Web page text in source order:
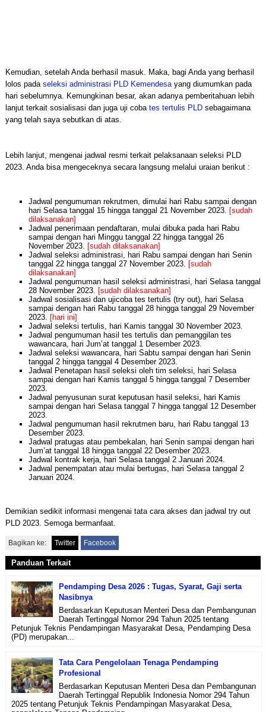
Kemudian, setelah Anda berhasil masuk. Maka, bagi Anda yang berhasil
lolos pada seleksi administrasi PLD Kemendesayang diumumkan pada
hari sebelumnya. Kemungkinan besar, akan adanya pemberitahuan lebih
lanjut terkait sosialisasi dan juga uji coba tes tertulis PLDsebagaimana
yang telah saya sebutkan di atas.
Lebih lanjut, mengenai jadwal resmi terkait pelaksanaan seleksi PLD
2023. Anda bisa mengeceknya secara langsung melalui uraian berikut :
Jadwal pengumuman rekrutmen, dimulai hari Rabu sampai dengan
hari Selasa tanggal 15 hingga tanggal 21 November 2023. [sudah
dilaksanakan]
Jadwal penerimaan pendaftaran, mulai dibuka pada hari Rabu
sampai dengan hari Minggu tanggal 22 hingga tanggal 26
November 2023. [sudah dilaksanakan]
Jadwal seleksi administrasi, hari Rabu sampai dengan hari Senin
tanggal 22 hingga tanggal 27 November 2023. [sudah
dilaksanakan]
Jadwal pengumuman hasil seleksi administrasi, hari Selasa tanggal
28 November 2023. [sudah dilaksanakan]
Jadwal sosialisasi dan ujicoba tes tertulis (try out), hari Selasa
sampai dengan hari Rabu tanggal 28 hingga tanggal 29 November
2023. [hari ini]
Jadwal seleksi tertulis, hari Kamis tanggal 30 November 2023.
Jadwal pengumuman hasil tes tertulis dan pemanggilan tes
wawancara, hari Jum’at tanggal 1 Desember 2023.
Jadwal seleksi wawancara, hari Sabtu sampai dengan hari Senin
tanggal 2 hingga tanggal 4 Desember 2023.
Jadwal Penetapan hasil seleksi oleh tim seleksi, hari Selasa
sampai dengan hari Kamis tanggal 5 hingga tanggal 7 Desember
2023.
Jadwal penyusunan surat keputusan hasil seleksi, hari Kamis
sampai dengan hari Selasa tanggal 7 hingga tanggal 12 Desember
2023.
Jadwal pengumuman hasil rekrutmen baru, hari Rabu tanggal 13
Desember 2023.
Jadwal pratugas atau pembekalan, hari Senin sampai dengan hari
Jum’at tanggal 18 hingga tanggal 22 Desember 2023.
Jadwal kontrak kerja, hari Selasa tanggal 2 Januari 2024.
Jadwal penempatan atau mulai bertugas, hari Selasa tanggal 2
Januari 2024.
Demikian sedikit informasi mengenai tata cara akses dan jadwal try out
PLD 2023. Semoga bermanfaat.
Bagikan ke: Twitter Facebook
Panduan Terkait
Pendamping Desa 2026 : Tugas, Syarat, Gaji serta
Nasibnya
Berdasarkan Keputusan Menteri Desa dan Pembangunan
Daerah Tertinggal Nomor 294 Tahun 2025 tentang
Petunjuk Teknis Pendampingan Masyarakat Desa, Pendamping Desa
(PD) merupakan...
Tata Cara Pengelolaan Tenaga Pendamping
Profesional
Berdasarkan Keputusan Menteri Desa dan Pembangunan
Daerah Tertinggal Republik Indonesia Nomor 294 Tahun
2025 tentang Petunjuk Teknis Pendampingan Masyarakat Desa,